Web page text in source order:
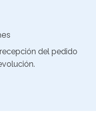
del pedido